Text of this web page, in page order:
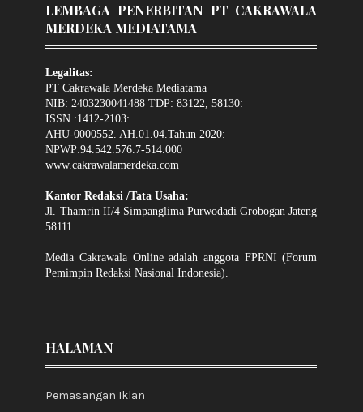
LEMBAGA PENERBITAN PT CAKRAWALA
MERDEKA MEDIATAMA
Legalitas:
PT Cakrawala Merdeka Mediatama
NIB: 2403230041488 TDP: 83122, 58130:
ISSN :1412-2103:
AHU-0000552. AH.01.04.Tahun 2020:
NPWP:94.542.576.7-514.000
www.cakrawalamerdeka.com
Kantor Redaksi /Tata Usaha:
Jl. Thamrin II/4 Simpanglima Purwodadi Grobogan Jateng
58111
Media Cakrawala Online adalah anggota FPRNI (Forum
Pemimpin Redaksi Nasional Indonesia).
HALAMAN
Pemasangan Iklan